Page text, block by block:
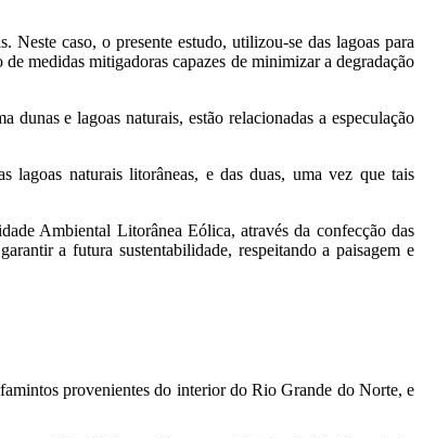
Neste caso, o presente estudo, utilizou-se das lagoas para
medidas mitigadoras capazes de minimizar a degradação
dunas e lagoas naturais,estão relacionadas a especulação
lagoas naturais litorâneas, e das duas, uma vez que tais
Ambiental Litorânea Eólica, através da confecção das
a futura sustentabilidade, respeitando a paisagem e
provenientes do interior do Rio Grande do Norte, e